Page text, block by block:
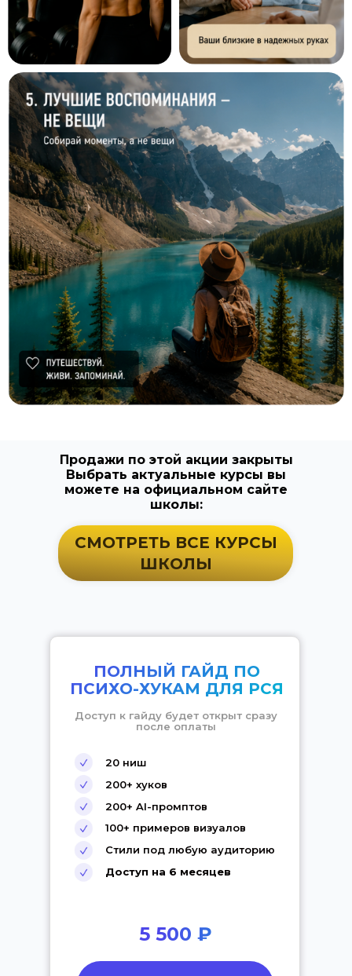
Продажи по этой акции закрыты
Выбрать актуальные курсы вы
можете на официальном сайте
школы:
СМОТРЕТЬ ВСЕ КУРСЫ
ШКОЛЫ
ПОЛНЫЙ ГАЙД ПО
ПСИХО-ХУКАМ ДЛЯ РСЯ
5 500 ₽
20 ниш
200+ хуков
200+ AI-промптов
Доступ к гайду будет открыт сразу
после оплаты
100+ примеров визуалов
Стили под любую аудиторию
Доступ на 6 месяцев